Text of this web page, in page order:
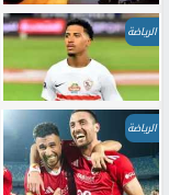
الرياضة
الرياضة